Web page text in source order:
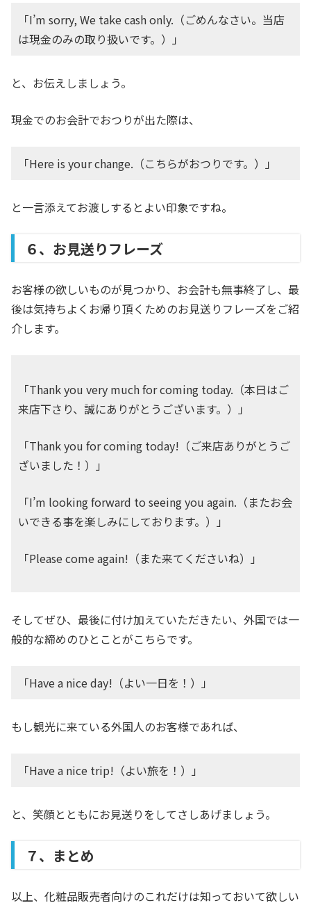
「I’m sorry, We take cash only.（ごめんなさい。当店
は現金のみの取り扱いです。）」
と、お伝えしましょう。
現金でのお会計でおつりが出た際は、
「Here is your change.（こちらがおつりです。）」
と一言添えてお渡しするとよい印象ですね。
６、お見送りフレーズ
お客様の欲しいものが見つかり、お会計も無事終了し、最
後は気持ちよくお帰り頂くためのお見送りフレーズをご紹
介します。
「Thank you very much for coming today.（本日はご
来店下さり、誠にありがとうございます。）」
「Thank you for coming today!（ご来店ありがとうご
ざいました！）」
「I’m looking forward to seeing you again.（またお会
いできる事を楽しみにしております。）」
「Please come again!（また来てくださいね）」
そしてぜひ、最後に付け加えていただきたい、外国では一
般的な締めのひとことがこちらです。
「Have a nice day!（よい一日を！）」
もし観光に来ている外国人のお客様であれば、
「Have a nice trip!（よい旅を！）」
と、笑顔とともにお見送りをしてさしあげましょう。
７、まとめ
以上、化粧品販売者向けのこれだけは知っておいて欲しい